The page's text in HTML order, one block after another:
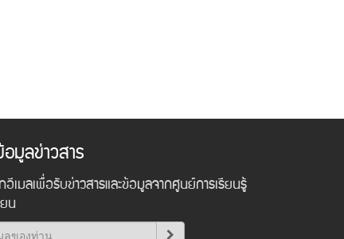
มูลข่าวสาร
เมลเพื่อรับข่าวสารและข้อมูลจากศูนย์การเรียนรู้
น